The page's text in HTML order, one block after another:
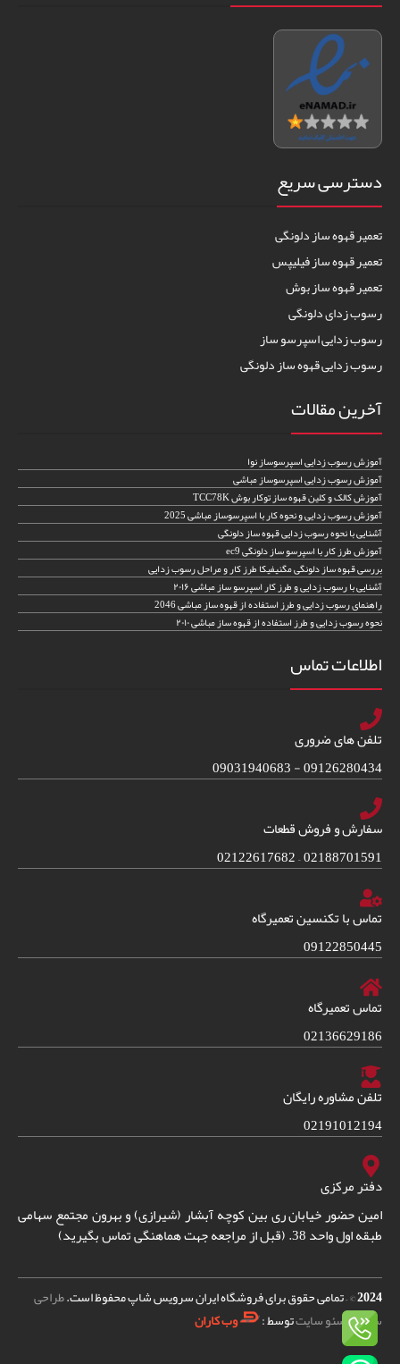
دسترسی سریع
تعمیر قهوه ساز دلونگی
تعمیر قهوه ساز فیلیپس
تعمیر قهوه ساز بوش
رسوب زدای دلونگی
رسوب زدایی اسپرسو ساز
رسوب زدایی قهوه ساز دلونگی
آخرین مقالات
آموزش رسوب زدایی اسپرسوساز نوا
آموزش رسوب زدایی اسپرسوساز مباشی
آموزش کالک و کلین قهوه ساز توکار بوش TCC78K
آموزش رسوب زدایی و نحوه کار با اسپرسوساز مباشی 2025
آشنایی با نحوه رسوب زدایی قهوه ساز دلونگی
آموزش طرز کار با اسپرسو ساز دلونگی ec9
بررسی قهوه ساز دلونگی مگنیفیکا طرز کار و مراحل رسوب زدایی
آشنایی با رسوب زدایی و طرز کار اسپرسو ساز مباشی ۲۰۱۶
راهنمای رسوب زدایی و طرز استفاده از قهوه ساز مباشی 2046
نحوه رسوب زدایی و طرز استفاده از قهوه ساز مباشی ۲۰۱۰
اطلاعات تماس
تلفن های ضروری
09126280434 - 09031940683
سفارش و فروش قطعات
02188701591 – 02122617682
تماس با تکنسین تعمیرگاه
09122850445
تماس تعمیرگاه
02136629186
تلفن مشاوره رایگان
02191012194
دفتر مرکزی
امین حضور خیابان ری بین کوچه آبشار (شیرازی) و بهرون مجتمع سهامی
طبقه اول واحد 38. (قبل از مراجعه جهت هماهنگی تماس بگیرید)
2024© – تمامی حقوق برای فروشگاه ایران سرویس شاپ محفوظ است.طراحی
سایتوسئو سایتتوسط : وب کاران